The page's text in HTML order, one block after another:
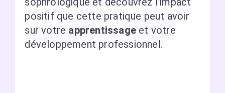
positif que cette pratique peut avoir
sur votre apprentissage et votre
développement professionnel.